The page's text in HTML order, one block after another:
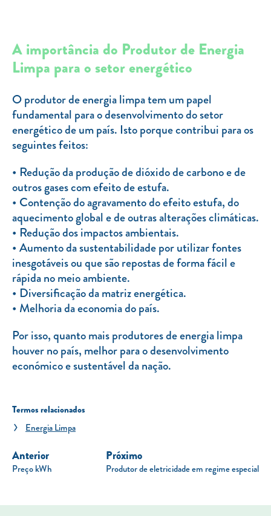
A importância do Produtor de Energia
Limpa para o setor energético
O produtor de energia limpa tem um papel
fundamental para o desenvolvimento do setor
energético de um país. Isto porque contribui para os
seguintes feitos:
Redução da produção de dióxido de carbono e de
outros gases com efeito de estufa.
Contenção do agravamento do efeito estufa, do
aquecimento global e de outras alterações climáticas.
Redução dos impactos ambientais.
Aumento da sustentabilidade por utilizar fontes
inesgotáveis ou que são repostas de forma fácil e
rápida no meio ambiente.
Diversificação da matriz energética.
Melhoria da economia do país.
Por isso, quanto mais produtores de energia limpa
houver no país, melhor para o desenvolvimento
económico e sustentável da nação.
Termos relacionados
Energia Limpa
Anterior
Preço kWh
Próximo
Produtor de eletricidade em regime especial